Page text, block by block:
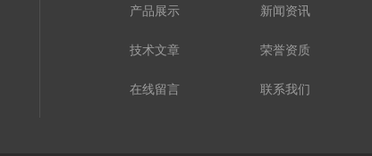
产品展示 新闻资讯
技术文章 荣誉资质
在线留言 联系我们